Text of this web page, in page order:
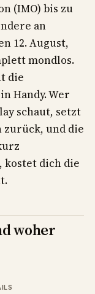
(IMO) bis zu
an
12. August,
mondlos.
die
Handy. Wer
schaut, setzt
zurück, und die
kostet dich die
woher